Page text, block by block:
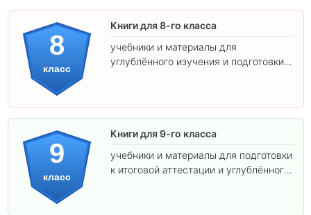
8
класс
Книги для 8-го класса
учебники и материалы для
углублённого изучения и подготовки к
9
класс
Книги для 9-го класса
учебники и материалы для подготовки
к итоговой аттестации и углублённого